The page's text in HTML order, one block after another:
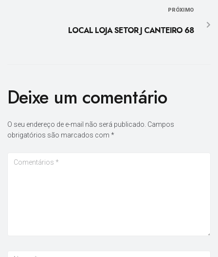
PRÓXIMO
LOCAL LOJA SETOR J CANTEIRO 68
Deixe um comentário
O seu endereço de e-mail não será publicado. Campos
obrigatórios são marcados com *